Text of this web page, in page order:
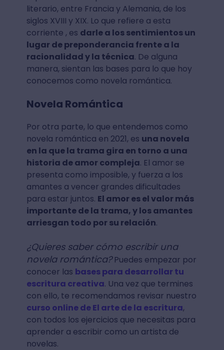
literario, entre Francia y Alemania, de los
siglos XVIII y XIX. Lo que refiere a esta
corriente , es darle a los sentimientos un
lugar de preponderancia frente a la
racionalidad y la técnica. De alguna
manera, sientan las bases para lo que hoy
conocemos como novela romántica.
Novela Romántica
Por otra parte, lo que entendemos como
novela romántica en 2021, es una novela
en la que la trama gira en torno a una
historia de amor compleja. El amor se
presenta como imposible, y fuerza a los
amantes a vencer grandes dificultades
para estar juntos. El amor es el valor más
importante de la trama, y los amantes
arriesgan todo por su relación.
¿Quieres saber cómo escribir una
novela romántica?Puedes empezar por
conocer las bases para desarrollar tu
escritura creativa. Una vez que termines
con ello, te recomendamos revisar nuestro
curso online de El arte de la escritura,
con todos los ejercicios que necesitas para
aprender a escribir como un artista de
novelas.